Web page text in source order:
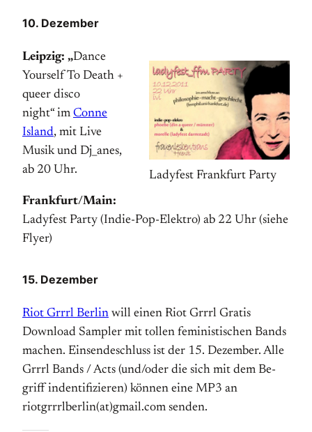
10. Dezember
Ladyfest Frankfurt Party
Leipzig: „Dance
Yourself To Death +
queer disco
night“ im Conne
Island, mit Live
Musik und Dj_anes,
ab 20 Uhr.
Frankfurt/Main:
Ladyfest Party (Indie-Pop-Elektro) ab 22 Uhr (siehe
Flyer)
15. Dezember
Riot Grrrl Berlin will einen Riot Grrrl Gratis
Download Sampler mit tollen feministischen Bands
machen. Ein­sende­schluss ist der 15. Dezember. Alle
Grrrl Bands / Acts (und/oder die sich mit dem Be­
griff indentifizieren) können eine MP3 an
riotgrrrlberlin(at)gmail.com senden.